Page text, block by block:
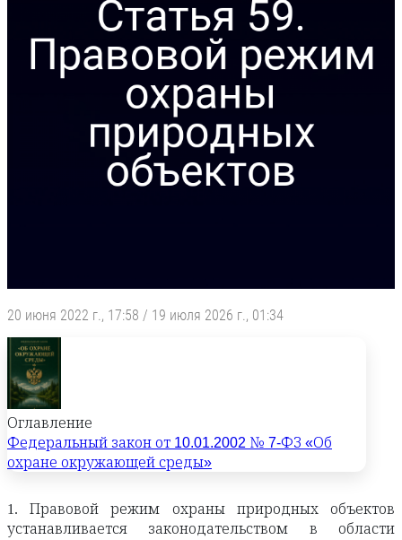
20 июня 2022 г., 17:58 / 19 июля 2026 г., 01:34
Оглавление
Федеральный закон от 10.01.2002 № 7-ФЗ «Об
охране окружающей среды»
1. Правовой режим охраны природных объектов
устанавливается законодательством в области